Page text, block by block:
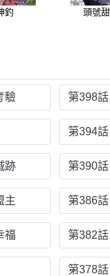
釣 頭號
驗 第398
第394
跡 第390
主 第386話
福 第382
第378